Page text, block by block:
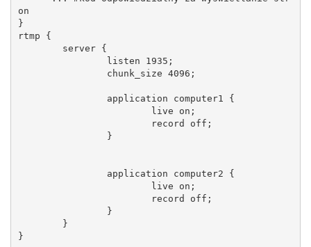
on
}
rtmp {
}